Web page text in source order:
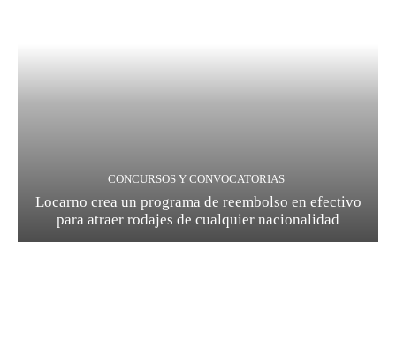
CONCURSOS Y CONVOCATORIAS
Locarno crea un programa de reembolso en efectivo
para atraer rodajes de cualquier nacionalidad